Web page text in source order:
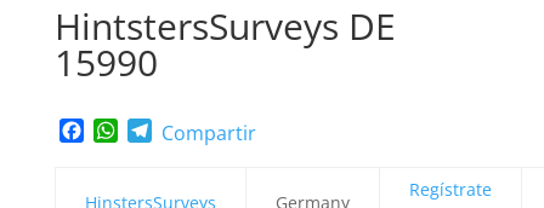
HintstersSurveys DE
15990
Facebook
WhatsApp
Telegram
Compartir
HinstersSurveys Germany
Regístrate